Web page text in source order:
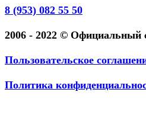
8 (953) 082 55 50
2006 - 2022 © Официальный
Пользовательское
Политика